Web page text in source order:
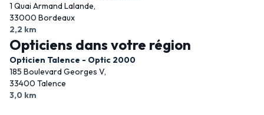
1 Quai Armand Lalande,
33000 Bordeaux
2,2 km
Opticiens dans votre région
Opticien Talence - Optic 2000
185 Boulevard Georges V,
33400 Talence
3,0 km